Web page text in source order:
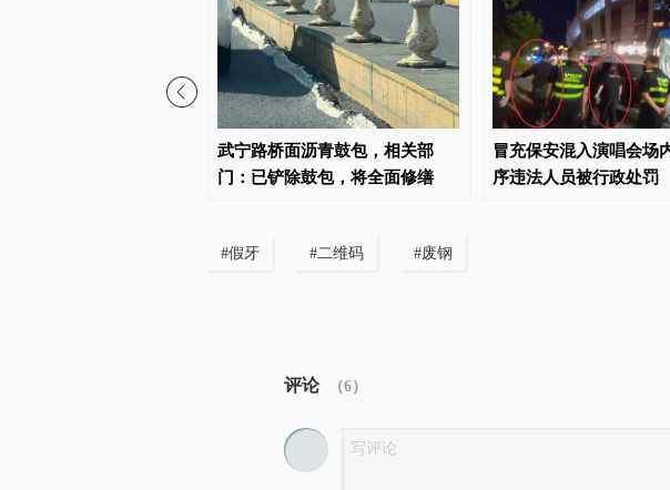
武宁路桥面沥青鼓包，相关部
门：已铲除鼓包，将全面修缮
冒充保安混入演唱会场
序违法人员被行政处罚
#假牙 #二维码 #废钢
评论 （6）